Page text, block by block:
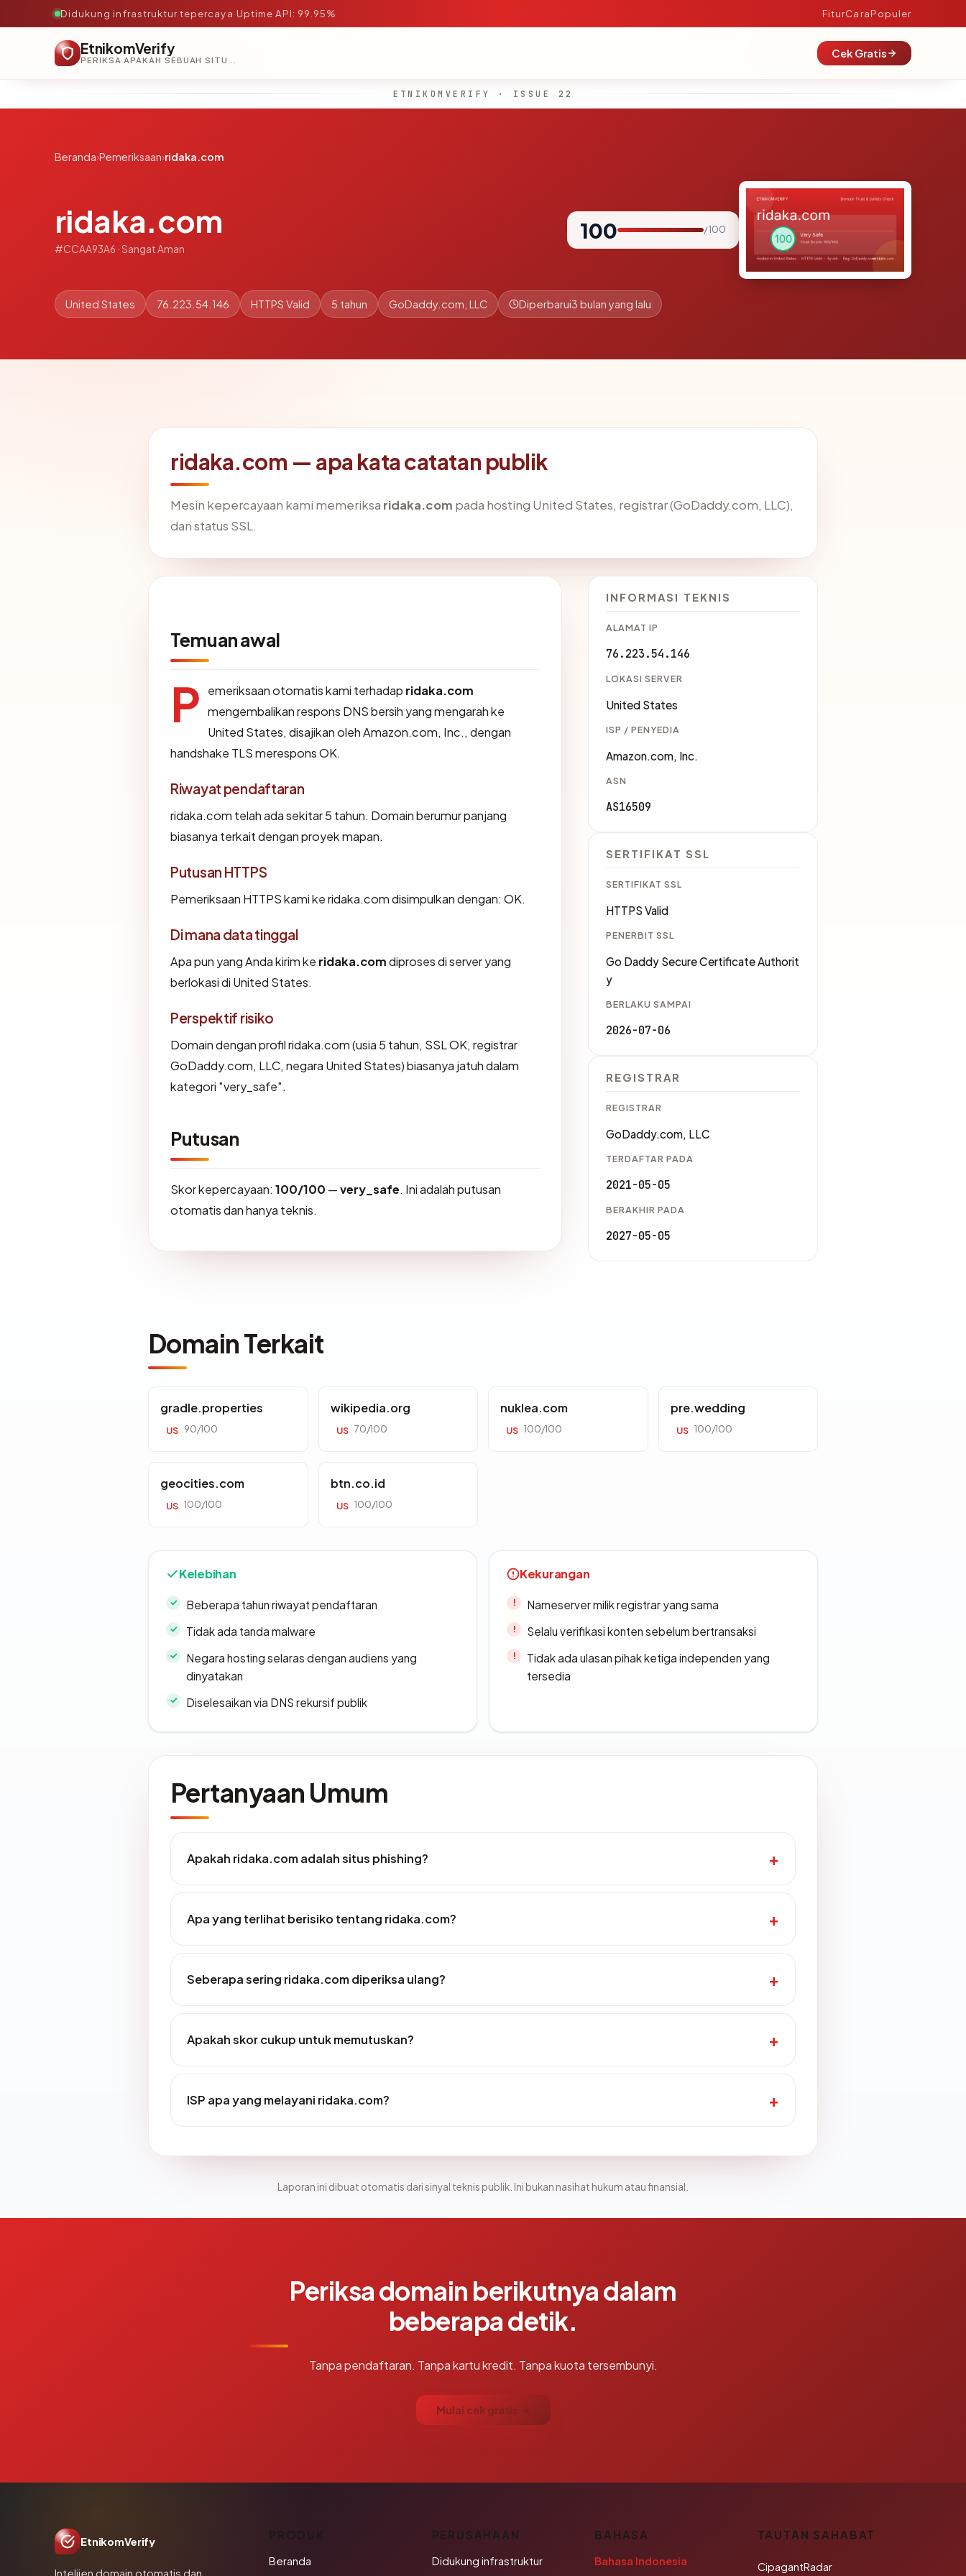
Didukung infrastruktur tepercaya·Uptime API: 99.95% FiturCaraPopuler
EtnikomVerify
PERIKSA APAKAH SEBUAH SITUS AMAN, TEPERCAYA, DAN TERVERIFIKASI DALAM HITUNGAN DETIK.
Cek Gratis
ETNIKOMVERIFY · ISSUE 22
Beranda›Pemeriksaan›ridaka.com
ridaka.com
#CCAA93A6 · Sangat Aman
100 / 100
United States 76.223.54.146 HTTPS Valid 5 tahun GoDaddy.com, LLC Diperbarui3 bulan yang lalu
ridaka.com — apa kata catatan publik
Mesin kepercayaan kami memeriksa ridaka.com pada hosting United States, registrar (GoDaddy.com, LLC),
dan status SSL.
Temuan awal
P emeriksaan otomatis kami terhadap ridaka.com
mengembalikan respons DNS bersih yang mengarah ke
United States, disajikan oleh Amazon.com, Inc., dengan
handshake TLS merespons OK.
Riwayat pendaftaran
ridaka.com telah ada sekitar 5 tahun. Domain berumur panjang
biasanya terkait dengan proyek mapan.
Putusan HTTPS
Pemeriksaan HTTPS kami ke ridaka.com disimpulkan dengan: OK.
Di mana data tinggal
Apa pun yang Anda kirim ke ridaka.comdiproses di server yang
berlokasi di United States.
Perspektif risiko
Domain dengan profil ridaka.com (usia 5 tahun, SSL OK, registrar
GoDaddy.com, LLC, negara United States) biasanya jatuh dalam
kategori "very_safe".
Putusan
Skor kepercayaan: 100/100 —very_safe. Ini adalah putusan
otomatis dan hanya teknis.
INFORMASI TEKNIS
ALAMAT IP
76.223.54.146
LOKASI SERVER
United States
ISP / PENYEDIA
Amazon.com, Inc.
ASN
AS16509
SERTIFIKAT SSL
SERTIFIKAT SSL
HTTPS Valid
PENERBIT SSL
Go Daddy Secure Certificate Authorit
y
BERLAKU SAMPAI
2026-07-06
REGISTRAR
REGISTRAR
GoDaddy.com, LLC
TERDAFTAR PADA
2021-05-05
BERAKHIR PADA
2027-05-05
Domain Terkait
gradle.properties
US 90/100
wikipedia.org
US 70/100
nuklea.com
US 100/100
pre.wedding
US 100/100
geocities.com
US 100/100
btn.co.id
US 100/100
Kelebihan
Beberapa tahun riwayat pendaftaran
Tidak ada tanda malware
Negara hosting selaras dengan audiens yang
dinyatakan
Diselesaikan via DNS rekursif publik
Kekurangan
Nameserver milik registrar yang sama
Selalu verifikasi konten sebelum bertransaksi
Tidak ada ulasan pihak ketiga independen yang
tersedia
Pertanyaan Umum
Apakah ridaka.com adalah situs phishing?
Apa yang terlihat berisiko tentang ridaka.com?
Seberapa sering ridaka.com diperiksa ulang?
Apakah skor cukup untuk memutuskan?
ISP apa yang melayani ridaka.com?
Laporan ini dibuat otomatis dari sinyal teknis publik. Ini bukan nasihat hukum atau finansial.
Periksa domain berikutnya dalam
beberapa detik.
Tanpa pendaftaran. Tanpa kartu kredit. Tanpa kuota tersembunyi.
Mulai cek gratis →
EtnikomVerify
Intelijen domain otomatis dan
PRODUK
Beranda
PERUSAHAAN
Didukung infrastruktur
BAHASA
Bahasa Indonesia
TAUTAN SAHABAT
CipagantRadar